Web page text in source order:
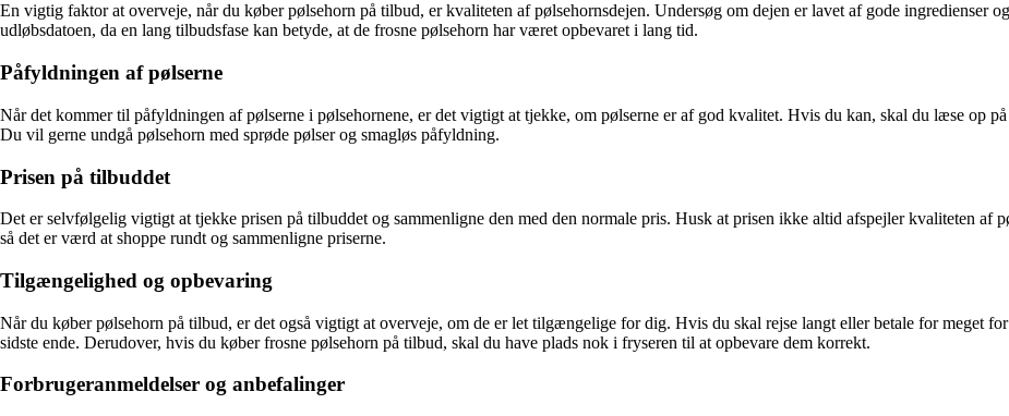
En vigtig faktor at overveje, når du køber pølsehorn på tilbud, er kvaliteten af pølsehornsdejen. Undersøg om dejen er lavet af gode ingredienser
udløbsdatoen, da en lang tilbudsfase kan betyde, at de frosne pølsehorn har været opbevaret i lang tid.
Påfyldningen af pølserne
Når det kommer til påfyldningen af pølserne i pølsehornene, er det vigtigt at tjekke, om pølserne er af god kvalitet. Hvis du kan, skal du læse op
Du vil gerne undgå pølsehorn med sprøde pølser og smagløs påfyldning.
Prisen på tilbuddet
Det er selvfølgelig vigtigt at tjekke prisen på tilbuddet og sammenligne den med den normale pris. Husk at prisen ikke altid afspejler kvaliteten af
så det er værd at shoppe rundt og sammenligne priserne.
Tilgængelighed og opbevaring
Når du køber pølsehorn på tilbud, er det også vigtigt at overveje, om de er let tilgængelige for dig. Hvis du skal rejse langt eller betale for meget
sidste ende. Derudover, hvis du køber frosne pølsehorn på tilbud, skal du have plads nok i fryseren til at opbevare dem korrekt.
Forbrugeranmeldelser og anbefalinger